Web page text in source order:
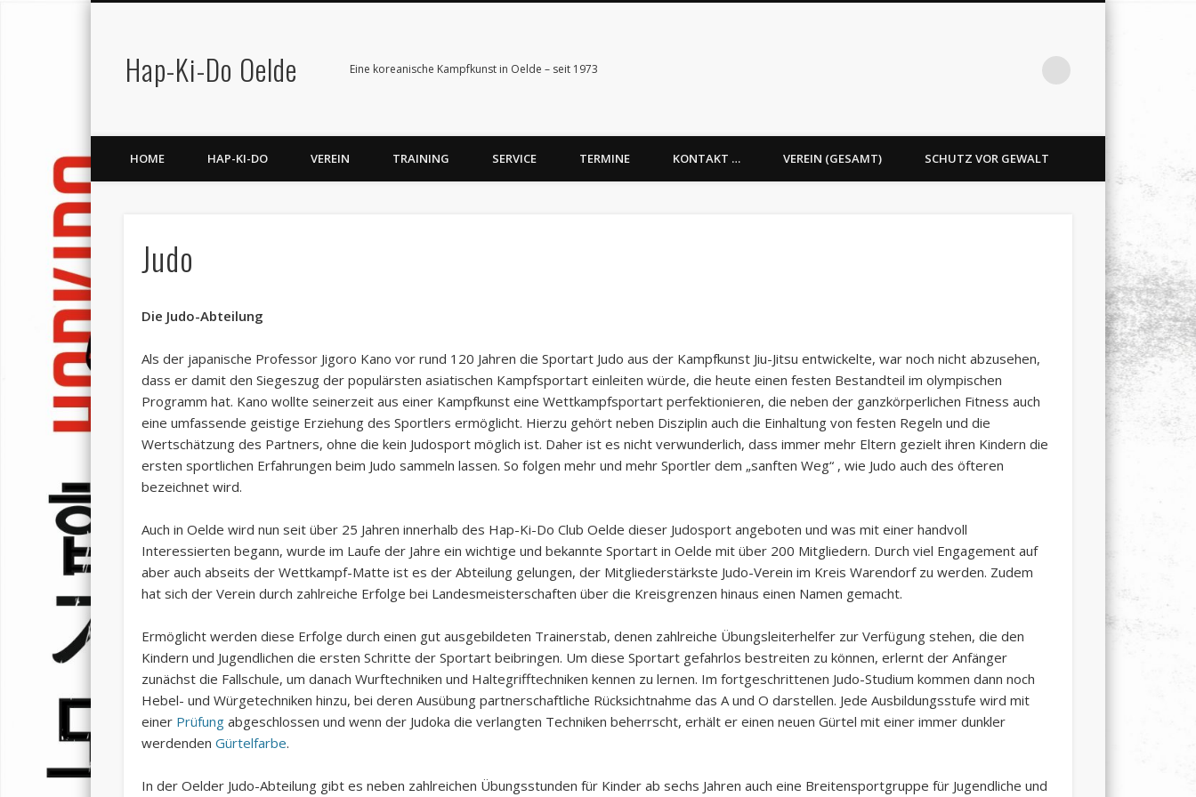
Hap-Ki-Do Oelde Eine koreanische Kampfkunst in Oelde – seit 1973
LinkedIn
HOME HAP-KI-DO VEREIN TRAINING SERVICE TERMINE KONTAKT … VEREIN (GESAMT) SCHUTZ VOR GEWALT
Judo
Die Judo-Abteilung
Als der japanische Professor Jigoro Kano vor rund 120 Jahren die Sportart Judo aus der Kampfkunst Jiu-Jitsu entwickelte, war noch nicht abzusehen,
dass er damit den Siegeszug der populärsten asiatischen Kampfsportart einleiten würde, die heute einen festen Bestandteil im olympischen
Programm hat. Kano wollte seinerzeit aus einer Kampfkunst eine Wettkampfsportart perfektionieren, die neben der ganzkörperlichen Fitness auch
eine umfassende geistige Erziehung des Sportlers ermöglicht. Hierzu gehört neben Disziplin auch die Einhaltung von festen Regeln und die
Wertschätzung des Partners, ohne die kein Judosport möglich ist. Daher ist es nicht verwunderlich, dass immer mehr Eltern gezielt ihren Kindern die
ersten sportlichen Erfahrungen beim Judo sammeln lassen. So folgen mehr und mehr Sportler dem „sanften Weg“ , wie Judo auch des öfteren
bezeichnet wird.
Auch in Oelde wird nun seit über 25 Jahren innerhalb des Hap-Ki-Do Club Oelde dieser Judosport angeboten und was mit einer handvoll
Interessierten begann, wurde im Laufe der Jahre ein wichtige und bekannte Sportart in Oelde mit über 200 Mitgliedern. Durch viel Engagement auf
aber auch abseits der Wettkampf-Matte ist es der Abteilung gelungen, der Mitgliederstärkste Judo-Verein im Kreis Warendorf zu werden. Zudem
hat sich der Verein durch zahlreiche Erfolge bei Landesmeisterschaften über die Kreisgrenzen hinaus einen Namen gemacht.
Ermöglicht werden diese Erfolge durch einen gut ausgebildeten Trainerstab, denen zahlreiche Übungsleiterhelfer zur Verfügung stehen, die den
Kindern und Jugendlichen die ersten Schritte der Sportart beibringen. Um diese Sportart gefahrlos bestreiten zu können, erlernt der Anfänger
zunächst die Fallschule, um danach Wurftechniken und Haltegrifftechniken kennen zu lernen. Im fortgeschrittenen Judo-Studium kommen dann noch
Hebel- und Würgetechniken hinzu, bei deren Ausübung partnerschaftliche Rücksichtnahme das A und O darstellen. Jede Ausbildungsstufe wird mit
einer Prüfungabgeschlossen und wenn der Judoka die verlangten Techniken beherrscht, erhält er einen neuen Gürtel mit einer immer dunkler
werdenden Gürtelfarbe.
In der Oelder Judo-Abteilung gibt es neben zahlreichen Übungsstunden für Kinder ab sechs Jahren auch eine Breitensportgruppe für Jugendliche und